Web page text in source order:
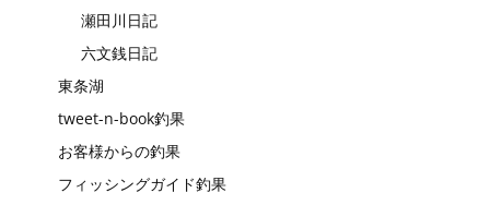
瀬田川日記
六文銭日記
東条湖
tweet-n-book釣果
お客様からの釣果
フィッシングガイド釣果